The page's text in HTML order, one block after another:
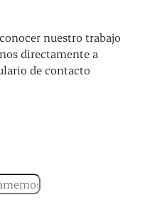
nuestro trabajo
directamente a
de contacto